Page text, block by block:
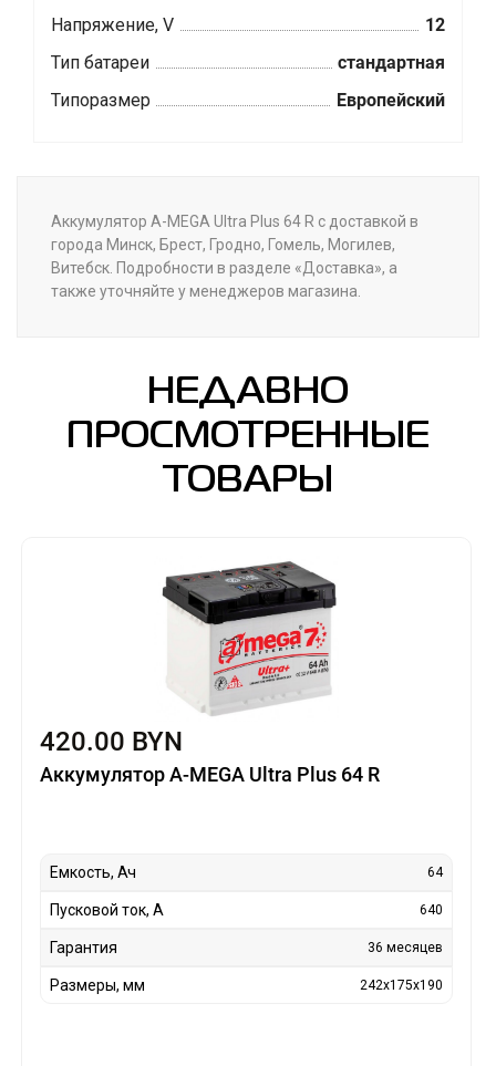
Напряжение, V
12
Тип батареи
стандартная
Типоразмер
Европейский
Аккумулятор A-MEGA Ultra Plus 64 R с доставкой в
города Минск, Брест, Гродно, Гомель, Могилев,
Витебск. Подробности в разделе «Доставка», а
также уточняйте у менеджеров магазина.
НЕДАВНО
ПРОСМОТРЕННЫЕ
ТОВАРЫ
420.00 BYN
Аккумулятор A-MEGA Ultra Plus 64 R
Емкость, Ач 64
Пусковой ток, А 640
Гарантия 36 месяцев
Размеры, мм 242x175x190